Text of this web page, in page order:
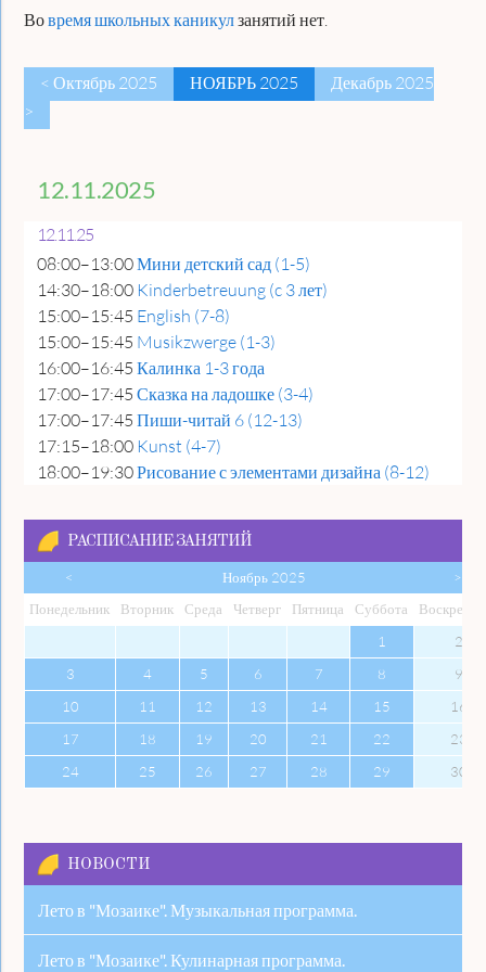
Вовремя школьных каникулзанятий нет.
< Октябрь 2025 НОЯБРЬ 2025
Декабрь 2025
>
12.11.2025
12.11.25
08:00–13:00Мини детский сад (1-5)
14:30–18:00 Kinderbetreuung (c 3 лет)
15:00–15:45 English (7-8)
15:00–15:45 Musikzwerge (1-3)
16:00–16:45 Калинка 1-3 года
17:00–17:45 Сказка на ладошке (3-4)
17:00–17:45 Пиши-читай 6 (12-13)
17:15–18:00 Kunst (4-7)
18:00–19:30Рисование с элементами дизайна (8-12)
РАСПИСАНИЕ ЗАНЯТИЙ
< Ноябрь 2025
>
Понедельник Вторник Среда Четверг Пятница Суббота Вос
1
2
3
4 5 6 7 8
9
10
11 12 13 14 15
16
17
18 19 20 21 22
23
24
25 26 27 28 29 30
НОВОСТИ
Лето в "Мозаике". Музыкальная программа.
Лето в "Мозаике". Кулинарная программа.